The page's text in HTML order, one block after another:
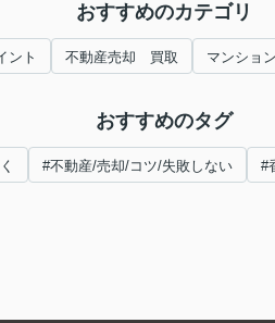
おすすめのカテゴリ
ント 不動産売却 買取 マンショ
おすすめのタグ
#不動産/売却/コツ/失敗しない #